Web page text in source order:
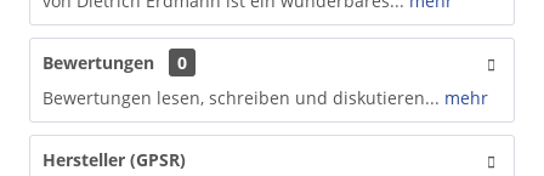
Bewertungen
0
Bewertungen lesen, schreiben und diskutieren... mehr
Hersteller (GPSR)